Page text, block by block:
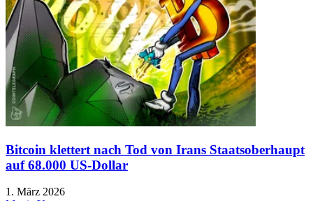
Bitcoin klettert nach Tod von Irans Staatsoberhaupt
auf 68.000 US-Dollar
1. März 2026